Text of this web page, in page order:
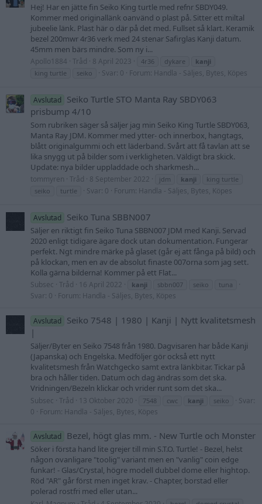
Hej! Har en jätte fin Seiko King turtle med refnr SBDY049.
Kommer med originallänk oanvänd o plast på. Sitter ett miltal
jubeelie länk. Plast här o där på det med. Fullset så klart. Keramik
bezel 200mwr 4r36 verk med 24 stenar Safirglas Kanji datum.
45mm men bärs mindre. Som ny i...
Apollo1884 Tråd 8 April 2023 4r36 dykare
kanji
king turtle
seiko Svar: 0 Forum: Handla - Säljes, Bytes, Köpes
Avslutad
Seiko Turtle STO Manta Ray SBDY063
prisbump 4/10
Som rubriken säger så säljer jag min Seiko King Turtle SBDY063,
Manta Ray JDM. Kommer med ytter- och innerbox, hangtags,
blått originalgummi och ett läderband. Svårt att få tavlan att se
lika snygg ut på bilder som i verkligheten. Väldigt bra skick.
Update: nya bilder uppladdade och sharkmesh...
tommyren Tråd 8 September 2022 jdm kanji
king turtle
seiko
turtle Svar: 0 Forum: Handla - Säljes, Bytes, Köpes
Avslutad Seiko Tuna SBBN007
Säljer en riktigt fin Seiko Tuna SBBN007 JDM med Kanji. Servad
2020 enligt tidigare ägare dock utan dokumentation. Fungerar
perfekt. Ngt mindre märke på glaset (går ej att fånga på bild) och
på klockan, men en av de absolut finaste 007orna som jag sett.
Kolla gärna bilderna! Kommer på ett Flat...
Subsec Tråd 16 April 2022 kanji sbbn007 seiko tuna
Svar: 0 Forum: Handla - Säljes, Bytes, Köpes
Avslutad
Seiko 7548 | 1980 | Kanji | Nytt kvalitetsmesh
|
Säljer/Byter en Seiko 7548 från 1980. Dagvisaren har både Kanji
(Japanska) och Engelska. Medföljer gör också ett nytt
kvalitetsmesh från Watchgecko samt extra länkbitar. Tickar på
bra och håller tiden. Datum och dag ändras som det ska.
Vridningen/Bezeln klickar och vrider runt som det ska...
Subsec Tråd 13 Oktober 2020 7548 cwc kanji seiko
Svar:
0
Forum: Handla - Säljes, Bytes, Köpes
Avslutad Bezel, högt glas mm. - New Turtle och Monster
Söker i första hand lite grejer till min S.T.O. Turtle! - Bezel, helst
någon ovanligare "toolig" variant men en "vanlig" coin edge
funkar! - Glas/Crystal, högre modell dubbel dome eller hightop.
Röd "AR" går först men inget krav. - Chapter, borstad eller
polerad rostfri med eller utan...